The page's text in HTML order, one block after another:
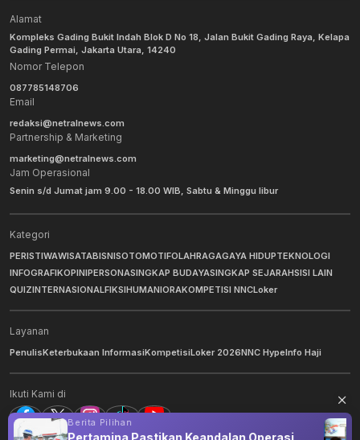
Alamat
Kompleks Gading Bukit Indah Blok D No 18, Jalan Bukit Gading Raya, Kelapa
Gading Permai, Jakarta Utara, 14240
Nomor Telepon
087785148706
Email
redaksi@netralnews.com
Partnership & Marketing
marketing@netralnews.com
Jam Operasional
Senin s/d Jumat jam 9.00 - 18.00 WIB, Sabtu & Minggu libur
Kategori
PERISTIWAWISATABISNISOTOMOTIFOLAHRAGAGAYA HIDUPTEKNOLOGI
INFOGRAFIKOPINIPERSONASINGKAP BUDAYASINGKAP SEJARAHSISI LAIN
QUIZINTERNASIONALFIKSIHUMANIORAKOMPETISI NNCLoker
Layanan
PenulisKeterbukaan InformasiKompetisiLoker 2026NNC HypeInfo Haji
Ikuti Kami di
Berita Pilihan
Pertamina Pastikan Keandalan Operasi